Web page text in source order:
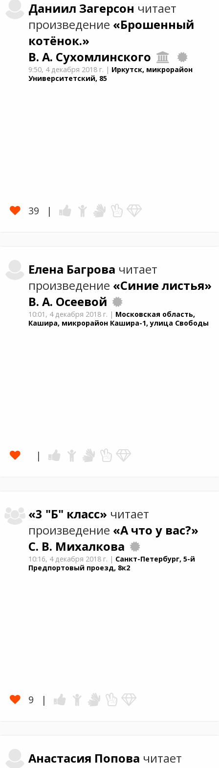
Даниил Загерсон читает
произведение «Брошенный
котёнок.»
В. А. Сухомлинского
9:50, 4 декабря 2018 г. | Иркутск, микрорайон
Университетский, 85
39
Елена Багрова читает
произведение «Синие листья»
В. А. Осеевой
10:01, 4 декабря 2018 г. | Московская область,
Кашира, микрорайон Кашира-1, улица Свободы
«3 "Б" класс» читает
произведение «А что у вас?»
С. В. Михалкова
10:16, 4 декабря 2018 г. | Санкт-Петербург, 5-й
Предпортовый проезд, 8к2
9
Анастасия Попова читает